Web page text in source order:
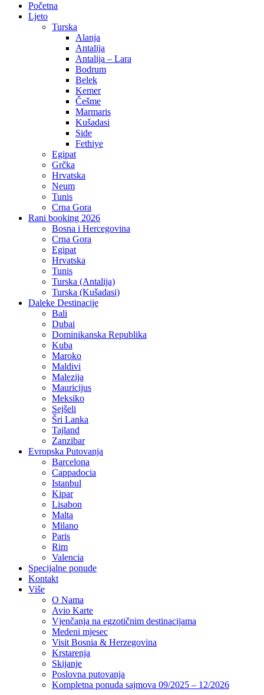
Početna
Ljeto
Turska
Alanja
Antalija
Antalija – Lara
Bodrum
Belek
Kemer
Češme
Marmaris
Kušadasi
Side
Fethiye
Egipat
Grčka
Hrvatska
Neum
Tunis
Crna Gora
Rani booking 2026
Bosna i Hercegovina
Crna Gora
Egipat
Hrvatska
Tunis
Turska (Antalija)
Turska (Kušadasi)
Daleke Destinacije
Bali
Dubai
Dominikanska Republika
Kuba
Maroko
Maldivi
Malezija
Mauricijus
Meksiko
Sejšeli
Šri Lanka
Tajland
Zanzibar
Evropska Putovanja
Barcelona
Cappadocia
Istanbul
Kipar
Lisabon
Malta
Milano
Paris
Rim
Valencia
Specijalne ponude
Kontakt
Više
O Nama
Avio Karte
Vjenčanja na egzotičnim destinacijama
Medeni mjesec
Visit Bosnia & Herzegovina
Krstarenja
Skijanje
Poslovna putovanja
Kompletna ponuda sajmova 09/2025 – 12/2026